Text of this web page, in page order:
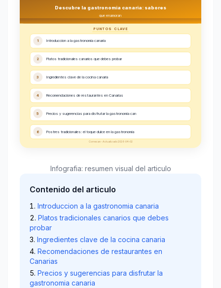
Descubre la gastronomia canaria: sabores
que enamoran
PUNTOS CLAVE
1 Introduccion a la gastronomia canaria
2 Platos tradicionales canarios que debes probar
3 Ingredientes clave de la cocina canaria
4 Recomendaciones de restaurantes en Canarias
5 Precios y sugerencias para disfrutar la gastronomia can
6 Postres tradicionales: el toque dulce en la gastronomia
Comecan - Actualizado 2026-04-02
Infografia: resumen visual del articulo
Contenido del articulo
Introduccion a la gastronomia canaria
Platos tradicionales canarios que debes
probar
Ingredientes clave de la cocina canaria
Recomendaciones de restaurantes en
Canarias
Precios y sugerencias para disfrutar la
gastronomia canaria